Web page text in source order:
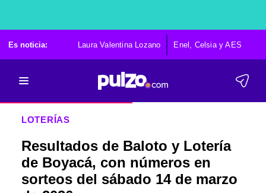
Es noticia: Laura Valentina Lozano Enel, Celsia y AES
LOTERÍAS
Resultados de Baloto y Lotería
de Boyacá, con números en
sorteos del sábado 14 de marzo